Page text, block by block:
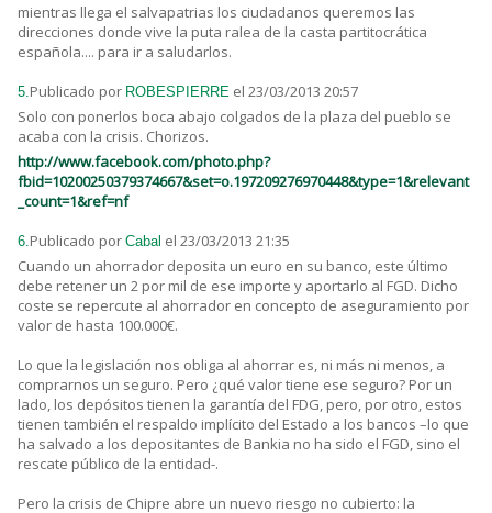
mientras llega el salvapatrias los ciudadanos queremos las
direcciones donde vive la puta ralea de la casta partitocrática
española.... para ir a saludarlos.
5.Publicado por ROBESPIERRE el 23/03/2013 20:57
Solo con ponerlos boca abajo colgados de la plaza del pueblo se
acaba con la crisis. Chorizos.
http://www.facebook.com/photo.php?
fbid=10200250379374667&set=o.197209276970448&type=1&relevant
_count=1&ref=nf
6.Publicado por Cabal el 23/03/2013 21:35
Cuando un ahorrador deposita un euro en su banco, este último
debe retener un 2 por mil de ese importe y aportarlo al FGD. Dicho
coste se repercute al ahorrador en concepto de aseguramiento por
valor de hasta 100.000€.
Lo que la legislación nos obliga al ahorrar es, ni más ni menos, a
comprarnos un seguro. Pero ¿qué valor tiene ese seguro? Por un
lado, los depósitos tienen la garantía del FDG, pero, por otro, estos
tienen también el respaldo implícito del Estado a los bancos –lo que
ha salvado a los depositantes de Bankia no ha sido el FGD, sino el
rescate público de la entidad-.
Pero la crisis de Chipre abre un nuevo riesgo no cubierto: la